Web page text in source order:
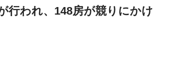
行われ、148房が競りにかけ